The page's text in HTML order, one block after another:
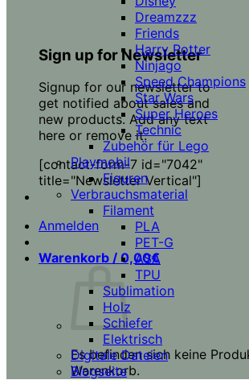
Sign up for Newsletter
Signup for our newsletter to
get notified about sales and
new products. Add any text
here or remove it.
[contact-form-7 id="7042"
title="Newsletter Vertical"]
Anmelden
Warenkorb / 0,00€
Es befinden sich keine
Warenkorb.
Dreamzzz
Friends
Harry Potter
Ninjago
Speed Champions
Star Wars
Super Heroes
Technic
Zubehör für Lego
Playmobil
Figuren
Verbrauchsmaterial
Filament
PLA
PET-G
ASA
TPU
Sublimation
Holz
Schiefer
Elektrisch
Digitale Dateien
Blogseite